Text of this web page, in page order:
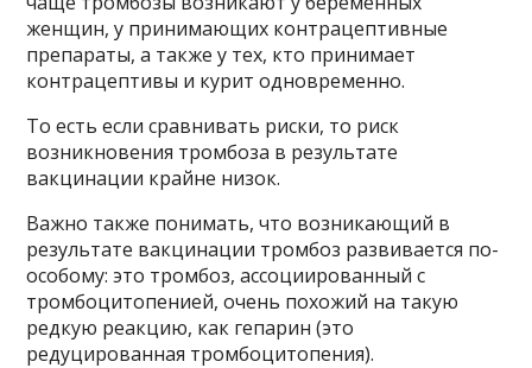
женщин, у принимающих контрацептивные
препараты, а также у тех, кто принимает
контрацептивы и курит одновременно.
То есть если сравнивать риски, то риск
возникновения тромбоза в результате
вакцинации крайне низок.
Важно также понимать, что возникающий в
результате вакцинации тромбоз развивается по-
особому: это тромбоз, ассоциированный с
тромбоцитопенией, очень похожий на такую
редкую реакцию, как гепарин (это
редуцированная тромбоцитопения).